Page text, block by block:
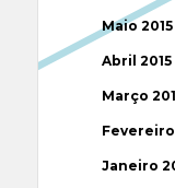
Maio 2015
Abril 2015
Março
Fevereiro
Janeiro